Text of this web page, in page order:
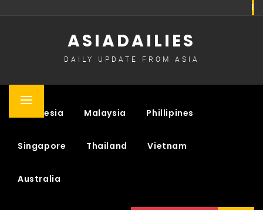
ASIADAILIES
DAILY UPDATE FROM ASIA
Primary
Indonesia Malaysia Phillipines
Singapore Thailand Vietnam
Australia